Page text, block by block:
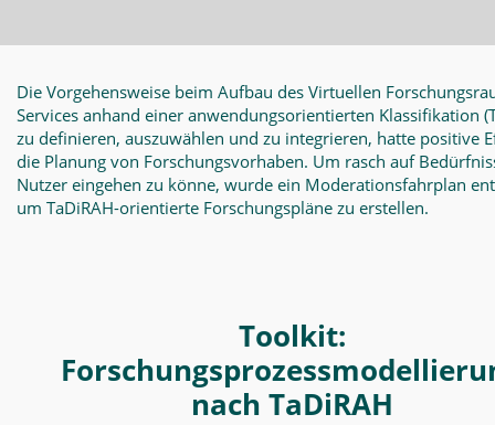
Die Vorgehensweise beim Aufbau des Virtuellen
Services anhand einer anwendungsorientierten Klassifikation
zu definieren, auszuwählen und zu integrieren, hatte positive
die Planung von Forschungsvorhaben. Um rasch auf
Nutzer eingehen zu könne, wurde ein Moderationsfahrplan
um TaDiRAH-orientierte Forschungspläne zu erstellen.
Toolkit:
nach TaDiRAH